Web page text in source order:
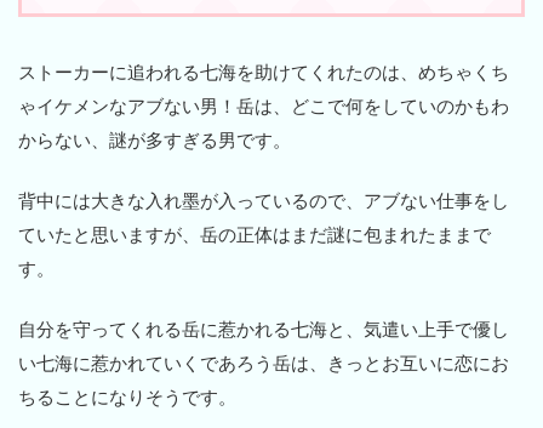
ストーカーに追われる七海を助けてくれたのは、めちゃくち
ゃイケメンなアブない男！岳は、どこで何をしていのかもわ
からない、謎が多すぎる男です。
背中には大きな入れ墨が入っているので、アブない仕事をし
ていたと思いますが、岳の正体はまだ謎に包まれたままで
す。
自分を守ってくれる岳に惹かれる七海と、気遣い上手で優し
い七海に惹かれていくであろう岳は、きっとお互いに恋にお
ちることになりそうです。